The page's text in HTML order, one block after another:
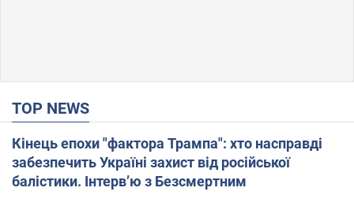
TOP NEWS
Кінець епохи "фактора Трампа": хто насправді
забезпечить Україні захист від російської
балістики. Інтерв’ю з Безсмертним